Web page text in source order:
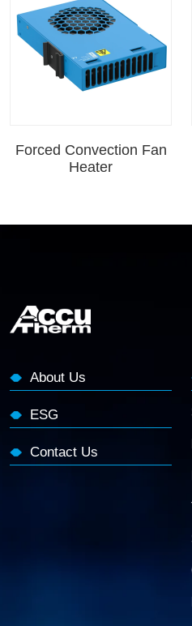
Forced Convection Fan
Heater
About Us
ESG
Contact Us